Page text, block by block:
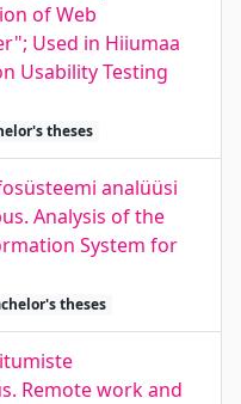
of Web
Used in Hiiumaa
Usability Testing
theses
analüüsi
Analysis of the
System for
theses
Remote work and